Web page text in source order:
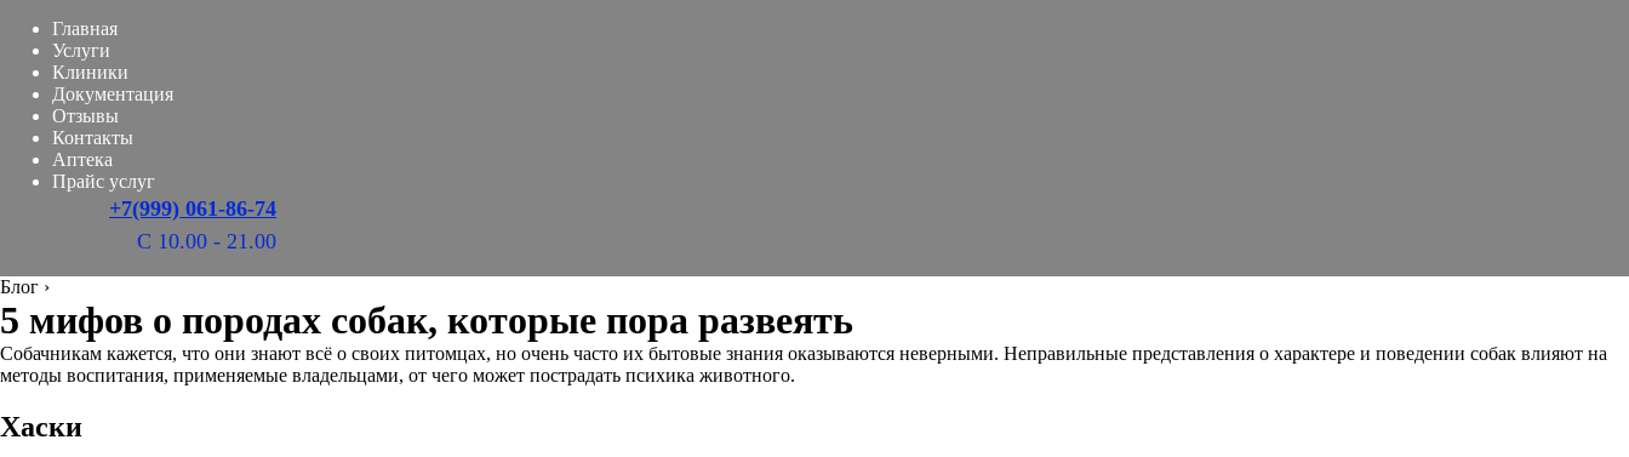
Главная
Услуги
Клиники
Документация
Отзывы
Контакты
Аптека
Прайс услуг
+7(999) 061-86-74
С 10.00 - 21.00
Блог ›
5 мифов о породах собак, которые пора развеять
Собачникам кажется, что они знают всё о своих питомцах, но очень часто их бытовые знания оказываются неверными. Неправильные представления о характере и поведении собак влияют на
методы воспитания, применяемые владельцами, от чего может пострадать психика животного.
Хаски